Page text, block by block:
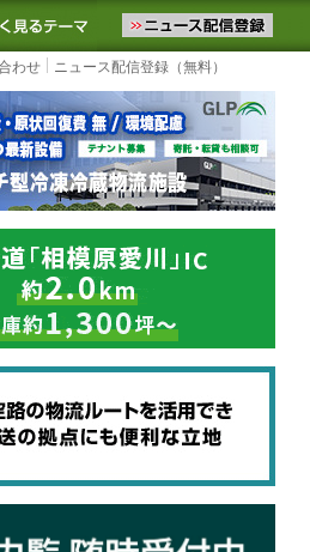
をお届けします。物流ニュー
に入りに追加 よく見るテーマ
わせ ニュース配信登録（無料）